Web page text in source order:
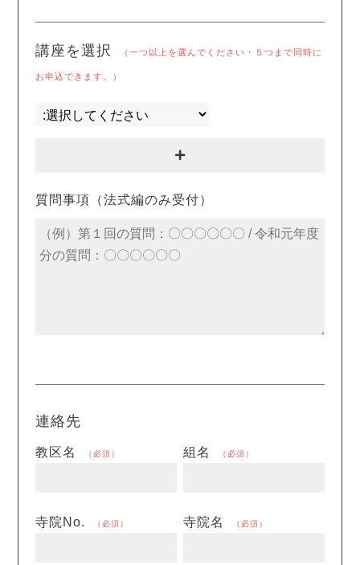
講座を選択 （一つ以上を選んでください・５つまで同時に
お申込できます。）
質問事項（法式編のみ受付）
連絡先
教区名 （必須） 組名 （必須）
寺院No. （必須） 寺院名 （必須）